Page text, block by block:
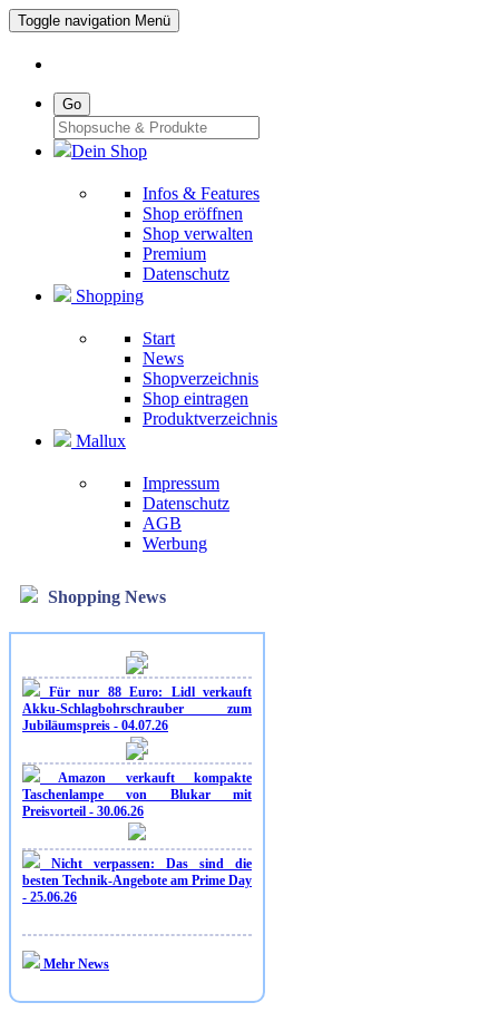
Toggle navigation Menü
Go
Dein Shop
Infos & Features
Shop eröffnen
Shop verwalten
Premium
Datenschutz
Shopping
Start
News
Shopverzeichnis
Shop eintragen
Produktverzeichnis
Mallux
Impressum
Datenschutz
AGB
Werbung
Shopping News
Für nur 88 Euro: Lidl verkauft
Akku-Schlagbohrschrauber zum
Jubiläumspreis - 04.07.26
Amazon verkauft kompakte
Taschenlampe von Blukar mit
Preisvorteil - 30.06.26
Nicht verpassen: Das sind die
besten Technik-Angebote am Prime Day
- 25.06.26
Mehr News